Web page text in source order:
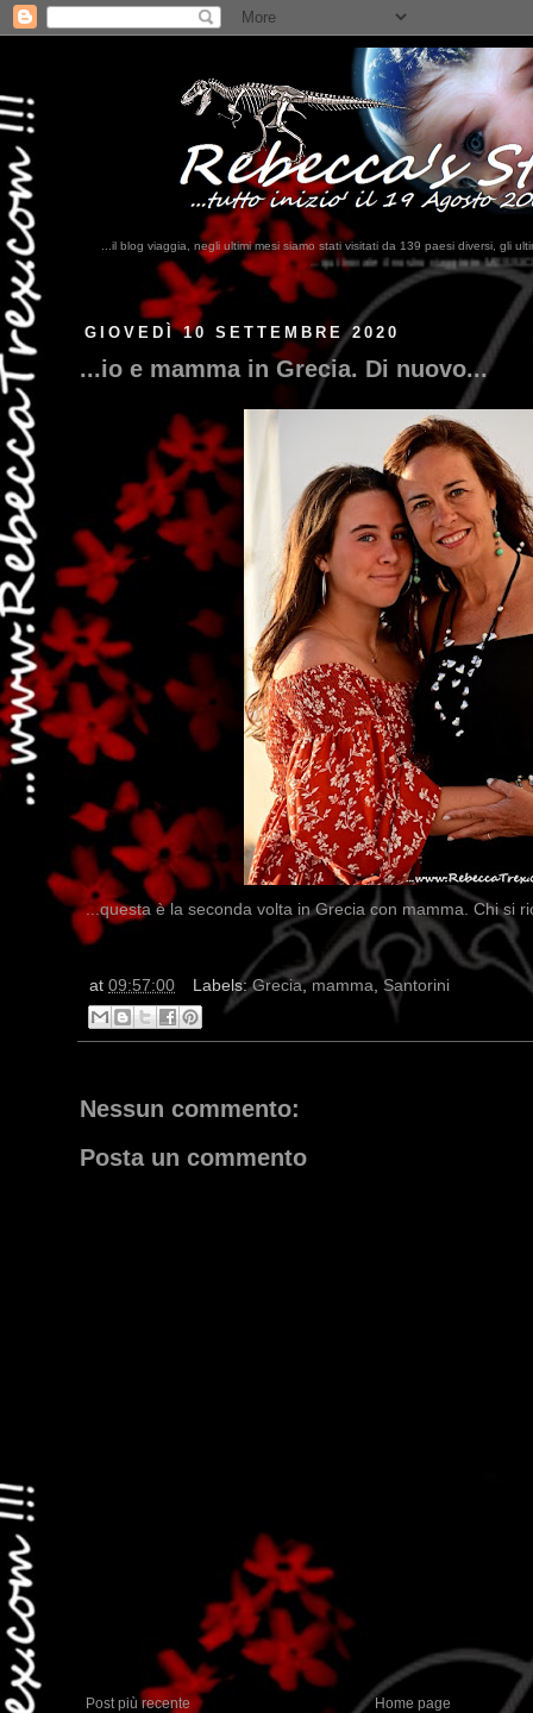
...il blog viaggia, negli ultimi mesi siamo stati visitati da 139 paesi diversi, gli
...qui trovate il nostro viaggio in MESSICO 2023...clikka qui !!!
GIOVEDÌ 10 SETTEMBRE 2020
...io e mamma in Grecia. Di nuovo...
...questa è la seconda volta in Grecia con mamma. Chi si
at 09:57:00 Labels:Grecia,mamma, Santorini
Nessun commento:
Posta un commento
Post più recente Home page